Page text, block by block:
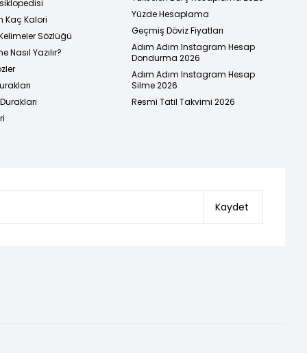
Kaç Kalori
Sözlüğü
Nasıl Yazılır?
Yüzde Hesaplama
Geçmiş Döviz Fiyatları
Adım Adım Instagram Hesap
Dondurma 2026
Adım Adım Instagram Hesap
Silme 2026
Resmi Tatil Takvimi 2026
Kaydet